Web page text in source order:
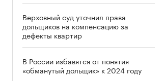
Верховный суд уточнил права
дольщиков на компенсацию за
дефекты квартир
В России избавятся от понятия
«обманутый дольщик» к 2024 году